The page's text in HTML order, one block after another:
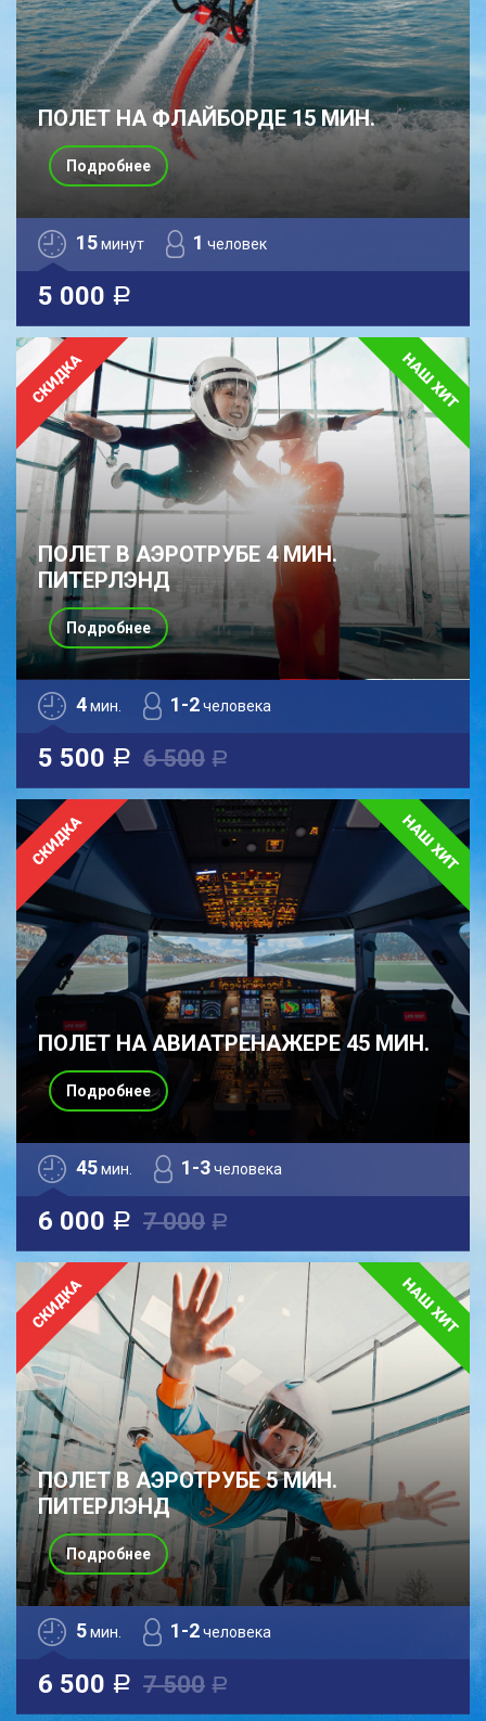
ПОЛЕТ НА ФЛАЙБОРДЕ 15 МИН.
15минут 1 человек
5 000 a
Подробнее
ПОЛЕТ В АЭРОТРУБЕ 4 МИН.
ПИТЕРЛЭНД
4мин. 1-2человека
5 500 a 6 500 a
Подробнее
ПОЛЕТ НА АВИАТРЕНАЖЕРЕ 45 МИН.
45мин. 1-3человека
6 000 a 7 000 a
Подробнее
ПОЛЕТ В АЭРОТРУБЕ 5 МИН.
ПИТЕРЛЭНД
5мин. 1-2человека
6 500 a 7 500 a
Подробнее